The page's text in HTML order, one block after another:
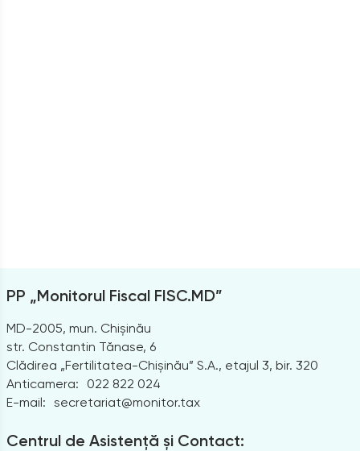
PP „Monitorul Fiscal FISC.MD”
MD-2005, mun. Chișinău
str. Constantin Tănase, 6
Clădirea „Fertilitatea-Chișinău” S.A., etajul 3, bir. 320
Anticamera:
022 822 024
E-mail: secretariat@monitor.tax
Centrul de Asistență și Contact: